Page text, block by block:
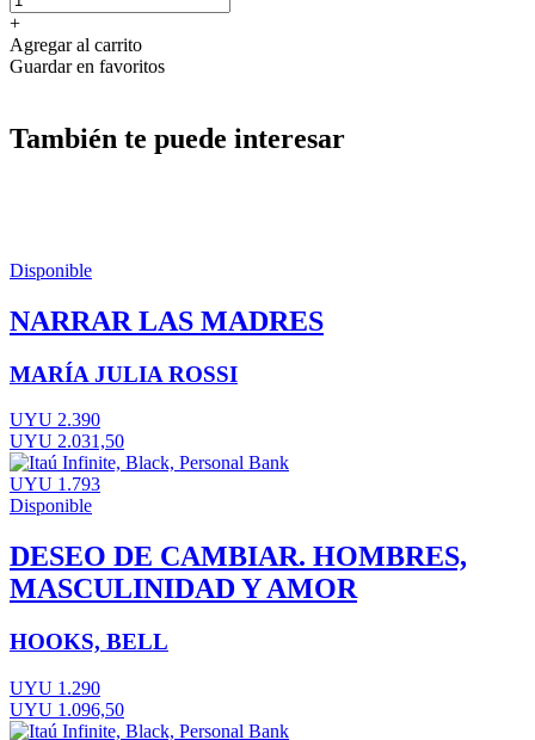
+
Agregar al carrito
Guardar en favoritos
También te puede interesar
Disponible
NARRAR LAS MADRES
MARÍA JULIA ROSSI
UYU 2.390
UYU 2.031,50
UYU 1.793
Disponible
DESEO DE CAMBIAR. HOMBRES,
MASCULINIDAD Y AMOR
HOOKS, BELL
UYU 1.290
UYU 1.096,50